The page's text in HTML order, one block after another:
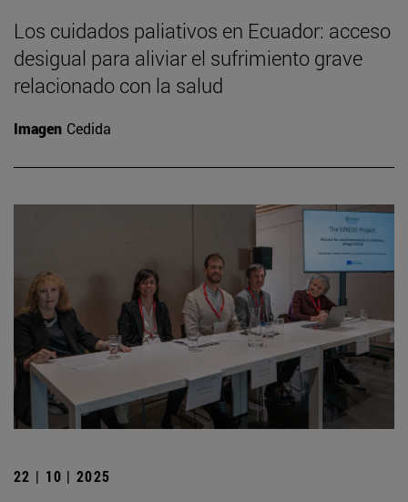
Los cuidados paliativos en Ecuador: acceso
desigual para aliviar el sufrimiento grave
relacionado con la salud
Imagen Cedida
22 | 10 | 2025